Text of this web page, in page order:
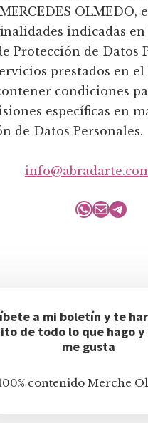
OLMEDO,
indicadas
Protección de Datos
prestados en
condiciones
específicas en
de Datos Personales.
Correo
a mi boletín y te
de todo lo que hago
me gusta
contenido Merche